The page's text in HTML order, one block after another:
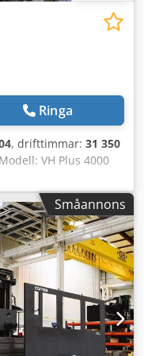
Ringa
, drifttimmar: 31 350
VH Plus 4000
31 500 h
4200 x 1100 mm
x: 4000, y: 1200, z:
matningshastighet:
Bremen Maskinen är
öka. En visning är
ansvar. En 2-tons
"smådels-
allmänna villkor
för skriv- eller
Småannons